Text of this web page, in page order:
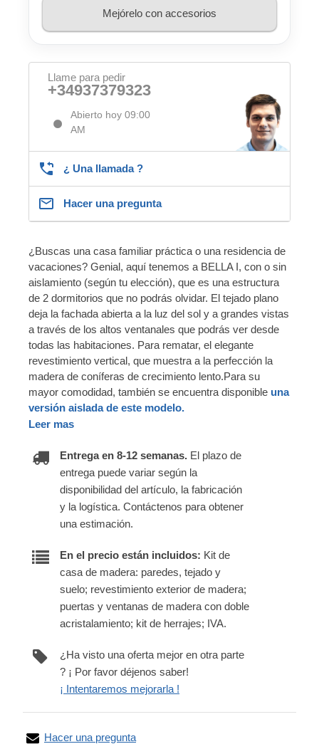
Mejórelo con accesorios
Llame para pedir
+34937379323
Abierto hoy 09:00
AM
¿ Una llamada ?
Hacer una pregunta
¿Buscas una casa familiar práctica o una residencia de
vacaciones? Genial, aquí tenemos a BELLA I, con o sin
aislamiento (según tu elección), que es una estructura
de 2 dormitorios que no podrás olvidar. El tejado plano
deja la fachada abierta a la luz del sol y a grandes vistas
a través de los altos ventanales que podrás ver desde
todas las habitaciones. Para rematar, el elegante
revestimiento vertical, que muestra a la perfección la
madera de coníferas de crecimiento lento.Para su
mayor comodidad, también se encuentra disponible una
versión aislada de este modelo.
Leer mas
Entrega en 8-12 semanas. El plazo de
entrega puede variar según la
disponibilidad del artículo, la fabricación
y la logística. Contáctenos para obtener
una estimación.
En el precio están incluidos: Kit de
casa de madera: paredes, tejado y
suelo; revestimiento exterior de madera;
puertas y ventanas de madera con doble
acristalamiento; kit de herrajes; IVA.
¿Ha visto una oferta mejor en otra parte
? ¡ Por favor déjenos saber!
¡ Intentaremos mejorarla !
Hacer una pregunta